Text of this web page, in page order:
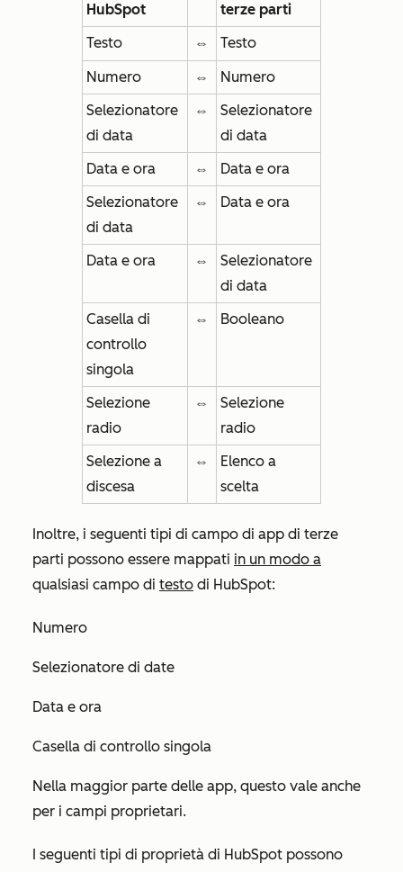
HubSpot
terze parti
Testo
⇔
Testo
Numero
⇔
Numero
Selezionatore
di data
⇔
Selezionatore
di data
Data e ora
⇔
Data e ora
Selezionatore
di data
⇔ Data e ora
Data e ora ⇔
Selezionatore
di data
Casella di
controllo
singola
⇔ Booleano
Selezione
radio
⇔
Selezione
radio
Selezione a
discesa
⇔
Elenco a
scelta
Inoltre, i seguenti tipi di campo di app di terze
parti possono essere mappati in un modo a
qualsiasi campo di testo di HubSpot:
Numero
Selezionatore di date
Data e ora
Casella di controllo singola
Nella maggior parte delle app, questo vale anche
per i campi proprietari.
I seguenti tipi di proprietà di HubSpot possono